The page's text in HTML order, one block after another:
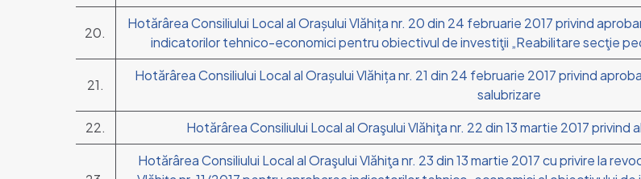
20.
Hotărârea Consiliului Local al Orașului Vlăhița nr. 20 din 24 februarie 2017 privind
indicatorilor tehnico-economici pentru obiectivul de investiţii „Reabilitare secţie
21.
Hotărârea Consiliului Local al Orașului Vlăhița nr. 21 din 24 februarie 2017 privind
salubrizare
22.
Hotărârea Consiliului Local al Oraşului Vlăhiţa nr. 22 din 13 martie 2017
Hotărârea Consiliului Local al Oraşului Vlăhiţa nr. 23 din 13 martie 2017 cu privire la